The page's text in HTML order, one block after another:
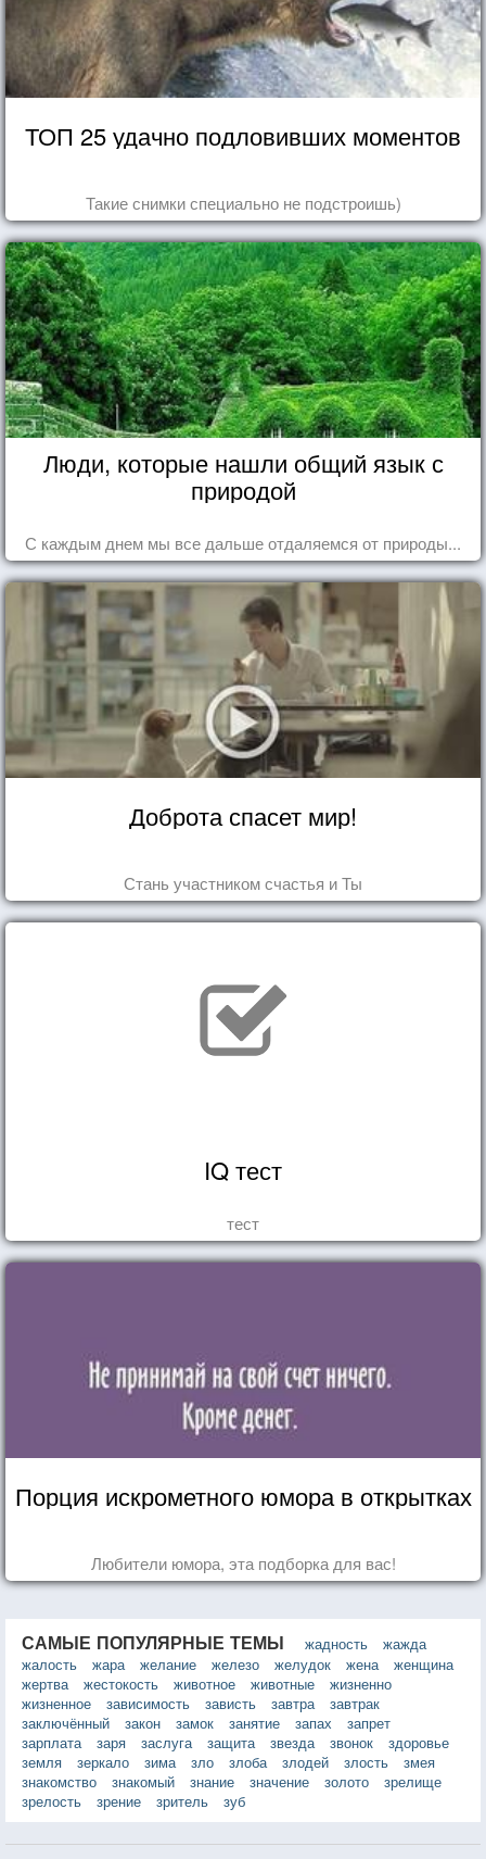
ТОП 25 удачно подловивших моментов
Такие снимки специально не подстроишь)
Люди, которые нашли общий язык с
природой
С каждым днем мы все дальше отдаляемся от природы...
Доброта спасет мир!
Стань участником счастья и Ты
IQ тест
тест
Порция искрометного юмора в открытках
Любители юмора, эта подборка для вас!
САМЫЕ ПОПУЛЯРНЫЕ ТЕМЫ жадность
жажда
жалость
жара желание железо желудок жена
женщина
жертва
жестокость животное животные
жизненно
жизненное
зависимость зависть завтра
завтрак
заключённый
закон замок занятие запах
запрет
зарплата
заря заслуга защита звезда звонок
здоровье
земля
зеркало зима зло злоба злодей злость
змея
знакомство
знакомый знание значение золото
зрелище
зрелость
зрение зритель зуб